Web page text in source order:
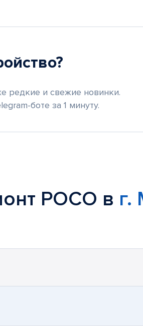
редкие и свежие новинки.
боте за 1 минуту.
POCO в г.